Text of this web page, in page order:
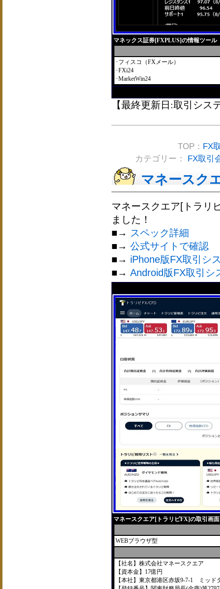
マネックス証券[FXPLUS]の情報ツール
･フィスコ（FXメール）
･FXi24
･MarketWin24
【最終更新日:取引シス
TOP： FX
カテゴリー： FX取引
マネースク
マネースクエア[トラリ
ました！
■→ スペック詳細
■→ 公式サイトで確認
■→ iPhone版FX取引シ
■→ Android版FX取引シ
マネースクエア[トラリピFX]の取引画面
WEBブラウザ型
【社名】株式会社マネースクエア
【資本金】17億円
【本社】東京都港区赤坂9-7-1 ミッド